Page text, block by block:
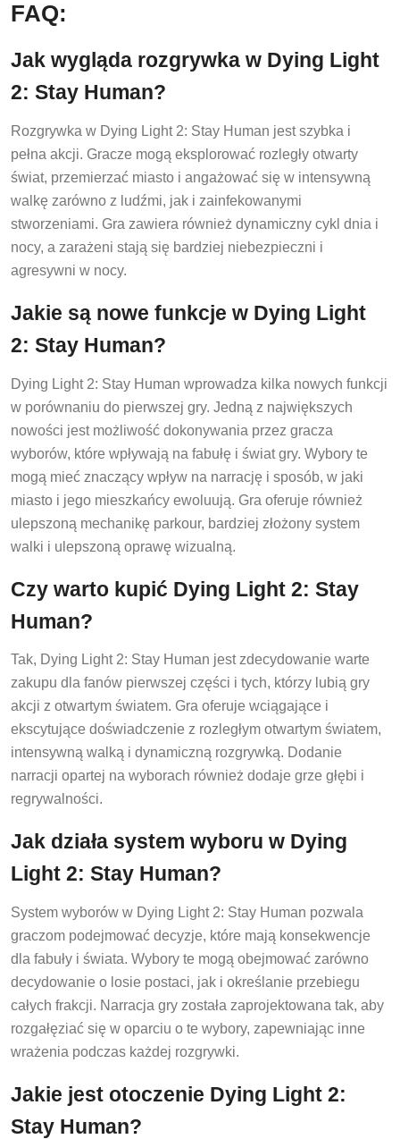
FAQ:
Jak wygląda rozgrywka w Dying Light
2: Stay Human?
Rozgrywka w Dying Light 2: Stay Human jest szybka i
pełna akcji. Gracze mogą eksplorować rozległy otwarty
świat, przemierzać miasto i angażować się w intensywną
walkę zarówno z ludźmi, jak i zainfekowanymi
stworzeniami. Gra zawiera również dynamiczny cykl dnia i
nocy, a zarażeni stają się bardziej niebezpieczni i
agresywni w nocy.
Jakie są nowe funkcje w Dying Light
2: Stay Human?
Dying Light 2: Stay Human wprowadza kilka nowych funkcji
w porównaniu do pierwszej gry. Jedną z największych
nowości jest możliwość dokonywania przez gracza
wyborów, które wpływają na fabułę i świat gry. Wybory te
mogą mieć znaczący wpływ na narrację i sposób, w jaki
miasto i jego mieszkańcy ewoluują. Gra oferuje również
ulepszoną mechanikę parkour, bardziej złożony system
walki i ulepszoną oprawę wizualną.
Czy warto kupić Dying Light 2: Stay
Human?
Tak, Dying Light 2: Stay Human jest zdecydowanie warte
zakupu dla fanów pierwszej części i tych, którzy lubią gry
akcji z otwartym światem. Gra oferuje wciągające i
ekscytujące doświadczenie z rozległym otwartym światem,
intensywną walką i dynamiczną rozgrywką. Dodanie
narracji opartej na wyborach również dodaje grze głębi i
regrywalności.
Jak działa system wyboru w Dying
Light 2: Stay Human?
System wyborów w Dying Light 2: Stay Human pozwala
graczom podejmować decyzje, które mają konsekwencje
dla fabuły i świata. Wybory te mogą obejmować zarówno
decydowanie o losie postaci, jak i określanie przebiegu
całych frakcji. Narracja gry została zaprojektowana tak, aby
rozgałęziać się w oparciu o te wybory, zapewniając inne
wrażenia podczas każdej rozgrywki.
Jakie jest otoczenie Dying Light 2:
Stay Human?